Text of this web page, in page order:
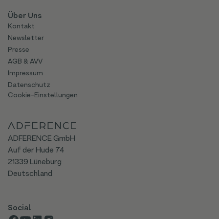
ADFERENCE GmbH
Auf der Hude 74
21339 Lüneburg
Deutschland
Über Uns
Kontakt
Newsletter
Presse
AGB & AVV
Impressum
Datenschutz
Cookie-Einstellungen
Social